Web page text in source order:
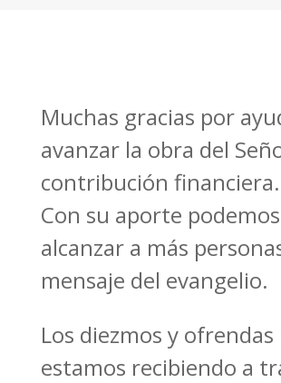
Muchas gracias por
avanzar la obra del
contribución financiera.
Con su aporte podemos
alcanzar a más
mensaje del evangelio.
Los diezmos y ofrendas
estamos recibiendo a